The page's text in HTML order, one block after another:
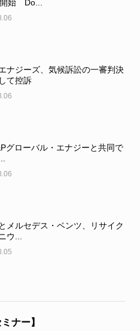
始 Do...
ナジーズ、気候訴訟の一審判決
て控訴
グローバル・エナジーと共同で
メルセデス・ベンツ、リサイク
ウ...
ナー】